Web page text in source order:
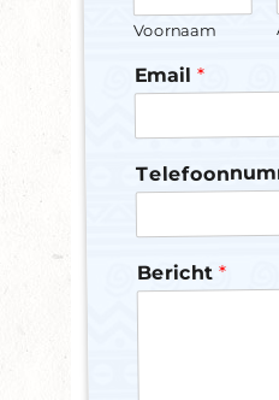
Voornaam
Email *
Bericht *